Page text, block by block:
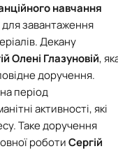
навчання
для завантаження
Декану
Олені Глазуновій,
доручення.
період
активності, які
Таке доручення
роботиСергій